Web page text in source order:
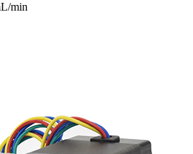
min